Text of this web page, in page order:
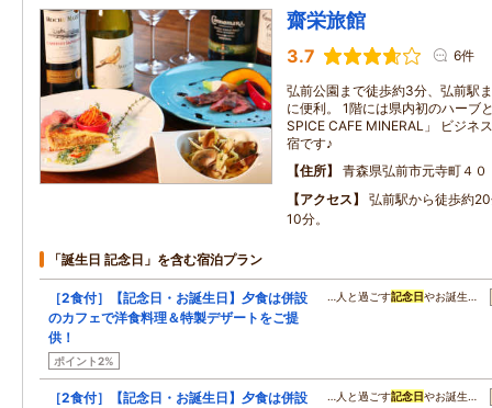
齋栄旅館
3.7 6件
弘前公園まで徒歩約3分、弘前駅
に便利。 1階には県内初のハーブ
SPICE CAFE MINERAL」 ビジネ
宿です♪
住所
青森県弘前市元寺町４０
アクセス
弘前駅から徒歩約
10分。
「誕生日 記念日」を含む宿泊プラン
［2食付］【記念日・お誕生日】夕食は併設
のカフェで洋食料理＆特製デザートをご提
供！
ポイント2%
…人と過ごす記念日やお誕生…
［2食付］【記念日・お誕生日】夕食は併設
…人と過ごす記念日やお誕生…